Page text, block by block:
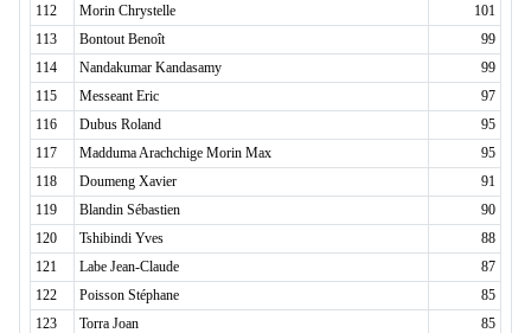
112
Morin Chrystelle
101
113
Bontout Benoît
99
114
Nandakumar Kandasamy
99
115
Messeant Eric
97
116
Dubus Roland
95
117
Madduma Arachchige Morin Max
95
118
Doumeng Xavier
91
119
Blandin Sébastien
90
120
Tshibindi Yves
88
121
Labe Jean-Claude
87
122
Poisson Stéphane
85
123
Torra Joan
85